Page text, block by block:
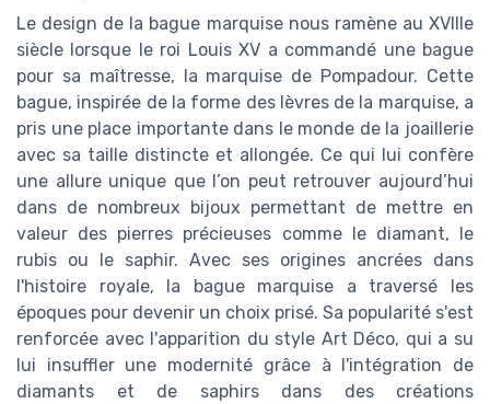
Le design de la bague marquise nous ramène au XVIIIe
siècle lorsque le roi Louis XV a commandé une bague
pour sa maîtresse, la marquise de Pompadour. Cette
bague, inspirée de la forme des lèvres de la marquise, a
pris une place importante dans le monde de la joaillerie
avec sa taille distincte et allongée. Ce qui lui confère
une allure unique que l’on peut retrouver aujourd’hui
dans de nombreux bijoux permettant de mettre en
valeur des pierres précieuses comme le diamant, le
rubis ou le saphir. Avec ses origines ancrées dans
l'histoire royale, la bague marquise a traversé les
époques pour devenir un choix prisé. Sa popularité s'est
renforcée avec l'apparition du style Art Déco, qui a su
lui insuffler une modernité grâce à l'intégration de
diamants et de saphirs dans des créations